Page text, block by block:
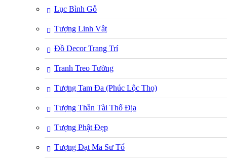
Lục Bình Gỗ
Tượng Linh Vật
Đồ Decor Trang Trí
Tranh Treo Tường
Tượng Tam Đa (Phúc Lộc Thọ)
Tượng Thần Tài Thổ Địa
Tượng Phật Đẹp
Tượng Đạt Ma Sư Tổ